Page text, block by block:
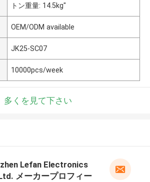
トン重量: 14.5kg"
OEM/ODM available
JK25-SC07
10000pcs/week
多くを見て下さい
Lefan Electronics
メーカープロフィー